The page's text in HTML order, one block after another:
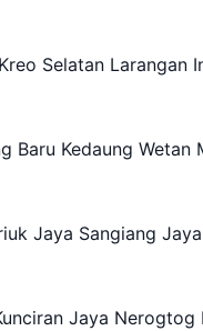
Selatan Larangan
Baru Kedaung
Jaya Sangiang Jaya
Jaya